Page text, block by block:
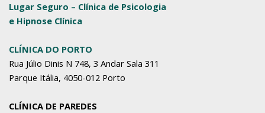
Lugar Seguro – Clínica de Psicologia
e Hipnose Clínica
CLÍNICA DO PORTO
Rua Júlio Dinis N 748, 3 Andar Sala 311
Parque Itália, 4050-012 Porto
CLÍNICA DE PAREDES